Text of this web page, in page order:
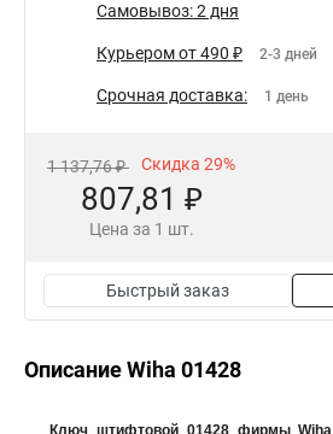
Самовывоз: 2 дня
Курьером от 490 ₽ 2-3 дней
Срочная доставка: 1 день
1 137,76 ₽ Скидка 29%
807,81 ₽
Цена за 1 шт.
Быстрый заказ
Описание Wiha 01428
Ключ штифтовой 01428 фирмы Wiha